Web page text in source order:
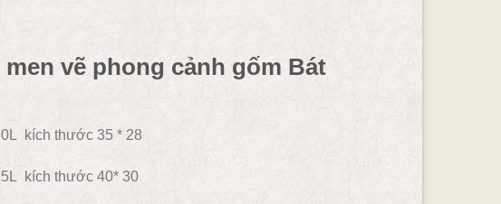
vẽ phong cảnh gốm Bát
kích thước 35 * 28
kích thước 40* 30